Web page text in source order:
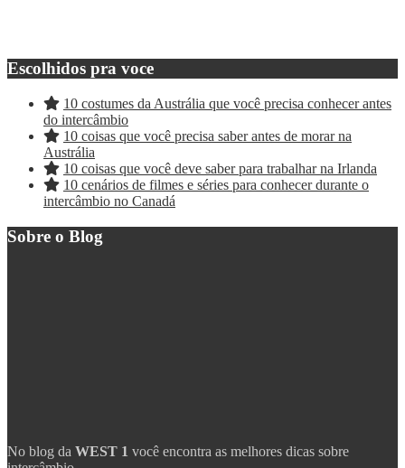
Escolhidos pra voce
10 costumes da Austrália que você precisa conhecer antes
do intercâmbio
10 coisas que você precisa saber antes de morar na
Austrália
10 coisas que você deve saber para trabalhar na Irlanda
10 cenários de filmes e séries para conhecer durante o
intercâmbio no Canadá
Sobre o Blog
No blog da WEST 1 você encontra as melhores dicas sobre